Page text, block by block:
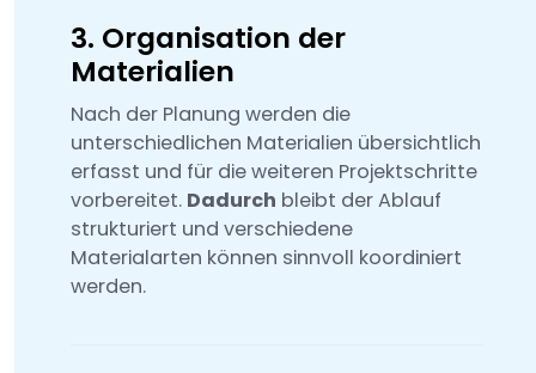
3. Organisation der
Materialien
Nach der Planung werden die
unterschiedlichen Materialien übersichtlich
erfasst und für die weiteren Projektschritte
vorbereitet. Dadurch bleibt der Ablauf
strukturiert und verschiedene
Materialarten können sinnvoll koordiniert
werden.